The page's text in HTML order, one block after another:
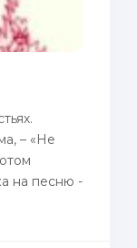
– «Не
на песню -